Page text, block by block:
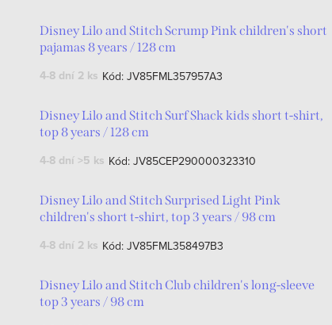
Disney Lilo and Stitch Scrump Pink children's short
pajamas 8 years / 128 cm
4-8 dní 2 ks Kód: JV85FML357957A3
Disney Lilo and Stitch Surf Shack kids short t-shirt,
top 8 years / 128 cm
4-8 dní >5 ks Kód: JV85CEP290000323310
Disney Lilo and Stitch Surprised Light Pink
children's short t-shirt, top 3 years / 98 cm
4-8 dní 2 ks Kód: JV85FML358497B3
Disney Lilo and Stitch Club children's long-sleeve
top 3 years / 98 cm